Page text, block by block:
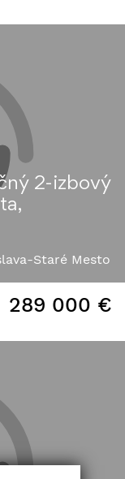
2-izbový
Staré Mesto
289 000 €